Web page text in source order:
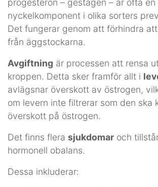
progesteron – gestagen – är ofta en
nyckelkomponent i olika sorters
Det fungerar genom att förhindra
från äggstockarna.
Avgiftning är processen att rensa
kroppen. Detta sker framför allt i
avlägsnar överskott av östrogen,
om levern inte filtrerar som den ska
överskott på östrogen.
Det finns flera sjukdomar och
hormonell obalans.
Dessa inkluderar: